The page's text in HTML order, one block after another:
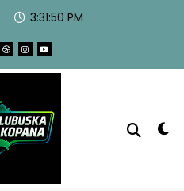
3:31:51 PM